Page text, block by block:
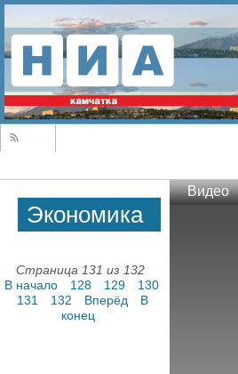
Экономика
Страница 131 из 132
В начало
128 129
130
131
132 Вперёд
В
конец
Видео